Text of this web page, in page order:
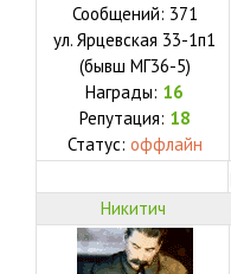
Сообщений: 371
ул. Ярцевская 33-1п1
(бывш МГ36-5)
Награды: 16
Репутация: 18
Статус: оффлайн
Никитич